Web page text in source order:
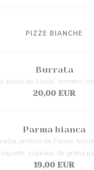
PIZZE BIANCHE
Burrata
pesto de basilic, tomates
20,00 EUR
Parma bianca
jambon de Parme,
copeaux de grana
19,00 EUR